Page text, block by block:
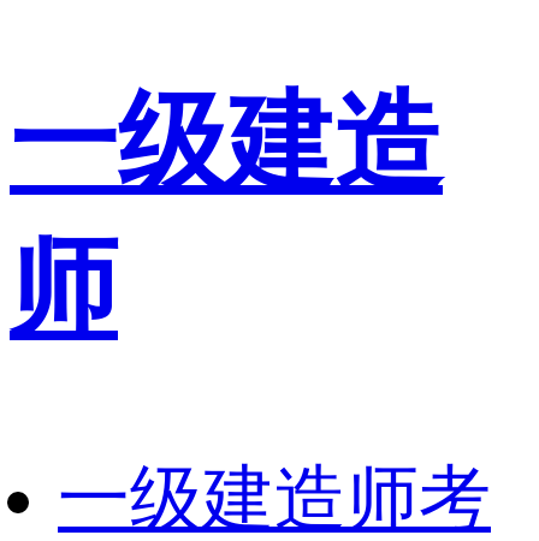
一级建造
师
一级建造师考